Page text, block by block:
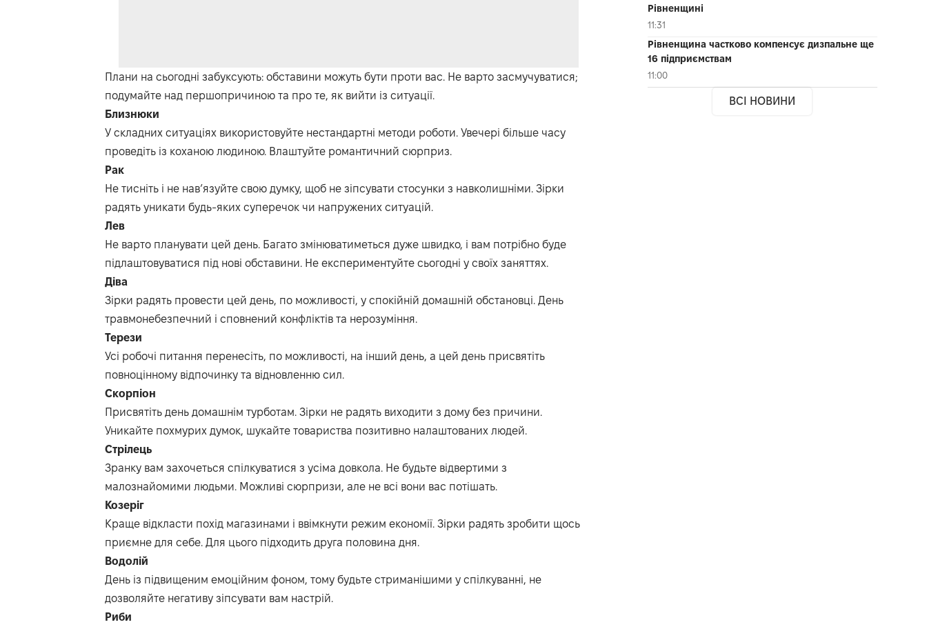
Плани на сьогодні забуксують: обставини можуть бути проти вас. Не варто засмучуватися;
подумайте над першопричиною та про те, як вийти із ситуації.
Близнюки
У складних ситуаціях використовуйте нестандартні методи роботи. Увечері більше часу
проведіть із коханою людиною. Влаштуйте романтичний сюрприз.
Рак
Не тисніть і не нав’язуйте свою думку, щоб не зіпсувати стосунки з навколишніми. Зірки
радять уникати будь-яких суперечок чи напружених ситуацій.
Лев
Не варто планувати цей день. Багато змінюватиметься дуже швидко, і вам потрібно буде
підлаштовуватися під нові обставини. Не експериментуйте сьогодні у своїх заняттях.
Діва
Зірки радять провести цей день, по можливості, у спокійній домашній обстановці. День
травмонебезпечний і сповнений конфліктів та нерозуміння.
Терези
Усі робочі питання перенесіть, по можливості, на інший день, а цей день присвятіть
повноцінному відпочинку та відновленню сил.
Скорпіон
Присвятіть день домашнім турботам. Зірки не радять виходити з дому без причини.
Уникайте похмурих думок, шукайте товариства позитивно налаштованих людей.
Стрілець
Зранку вам захочеться спілкуватися з усіма довкола. Не будьте відвертими з
малознайомими людьми. Можливі сюрпризи, але не всі вони вас потішать.
Козеріг
Краще відкласти похід магазинами і ввімкнути режим економії. Зірки радять зробити щось
приємне для себе. Для цього підходить друга половина дня.
Водолій
День із підвищеним емоційним фоном, тому будьте стриманішими у спілкуванні, не
дозволяйте негативу зіпсувати вам настрій.
Риби
Рівненщині
11:31
Рівненщина частково компенсує дизпальне ще
16 підприємствам
11:00
ВСІ НОВИНИ